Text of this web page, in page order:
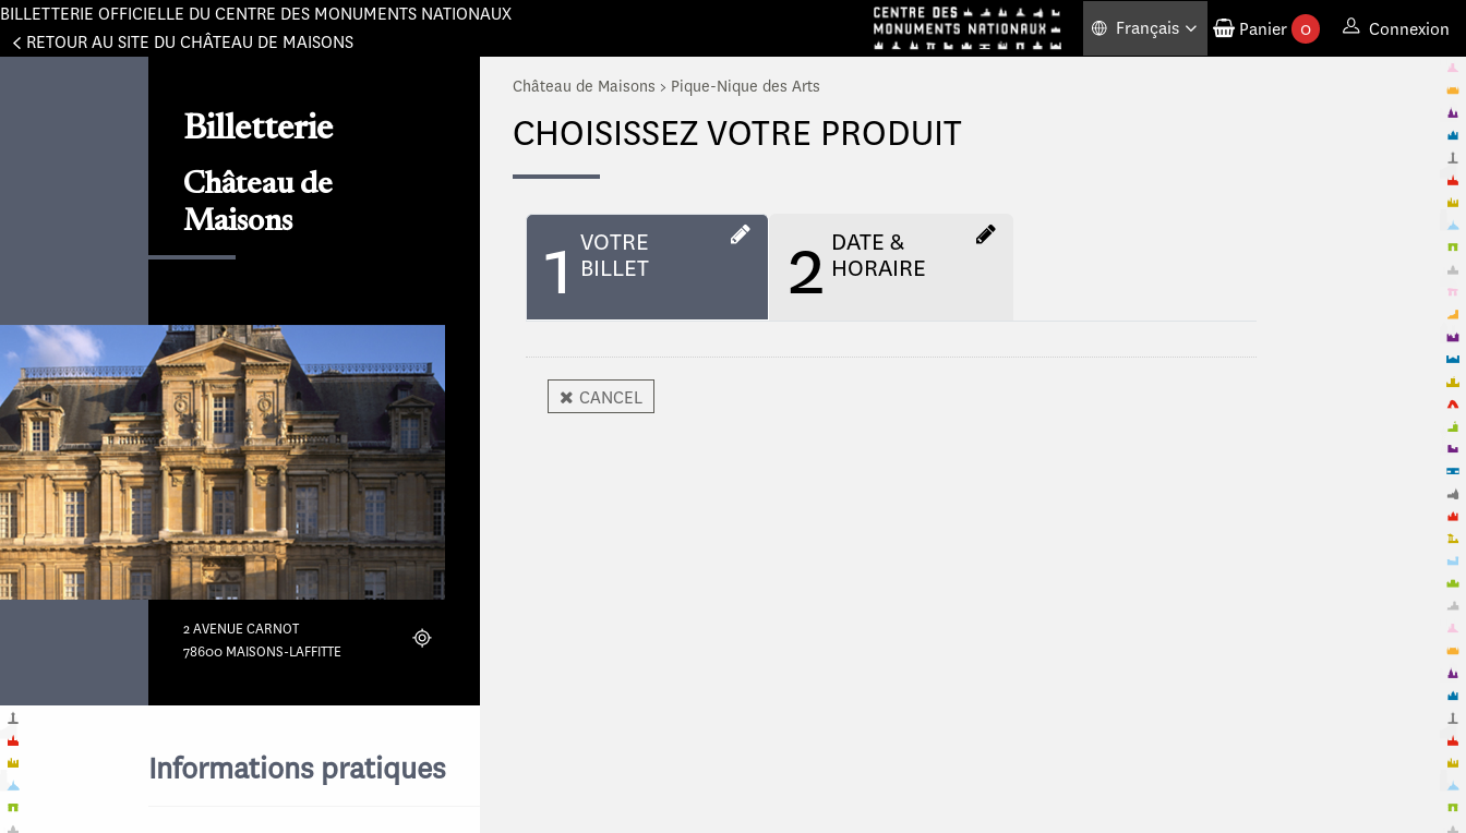
BILLETTERIE OFFICIELLE DU CENTRE DES MONUMENTS NATIONAUX
RETOUR AU SITE DU CHÂTEAU DE MAISONS
Français Panier 0 Connexion
Billetterie
Château de
Maisons
2 AVENUE CARNOT
78600 MAISONS-LAFFITTE
Localiser
Informations pratiques
Château de Maisons > Pique-Nique des Arts
CHOISISSEZ VOTRE PRODUIT
1 VOTRE
BILLET
2 DATE &
HORAIRE
CANCEL
Panneau de gestion des cookies